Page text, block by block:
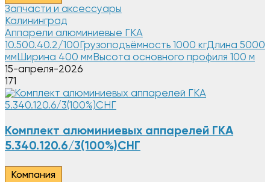
Запчасти и аксессуары
Калининград
Аппарели алюминиевые ГКА
10.500.40.2/100Грузоподъёмность 1000 кгДлина 5000
ммШирина 400 ммВысота основного профиля 100 м
15-апреля-2026
171
Комплект алюминиевых аппарелей ГКА
5.340.120.6/3(100%)СНГ
Компания